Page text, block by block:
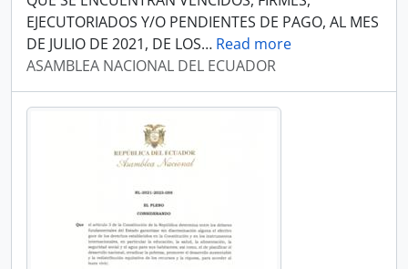
EJECUTORIADOS Y/O PENDIENTES DE PAGO, AL MES
DE JULIO DE 2021, DE LOS… Read more
ASAMBLEA NACIONAL DEL ECUADOR